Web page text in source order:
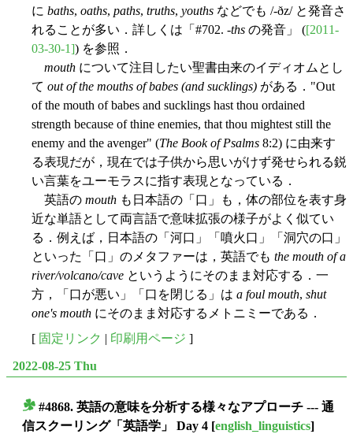
に baths, oaths, paths, truths, youths などでも /-ðz/ と発音さ
れることが多い．詳しくは「#702. -ths の発音」 ([2011-
03-30-1]) を参照．
mouth について注目したい聖書由来のイディオムとし
て out of the mouths of babes (and sucklings) がある．"Out
of the mouth of babes and sucklings hast thou ordained
strength because of thine enemies, that thou mightest still the
enemy and the avenger" (The Book of Psalms 8:2) に由来す
る表現だが，現在では子供から思いがけず発せられる鋭
い言葉をユーモラスに指す表現となっている．
英語の mouth も日本語の「口」も，体の部位を表す身
近な単語として両言語で意味拡張の様子がよく似てい
る．例えば，日本語の「河口」「噴火口」「洞穴の口」
といった「口」のメタファーは，英語でも the mouth of a
river/volcano/cave というようにそのまま対応する．一
方，「口が悪い」「口を閉じる」は a foul mouth, shut
one's mouth にそのまま対応するメトニミーである．
[ 固定リンク | 印刷用ページ ]
2022-08-25 Thu
#4868. 英語の意味を分析する様々なアプローチ --- 通
信スクーリング「英語学」 Day 4 [english_linguistics]